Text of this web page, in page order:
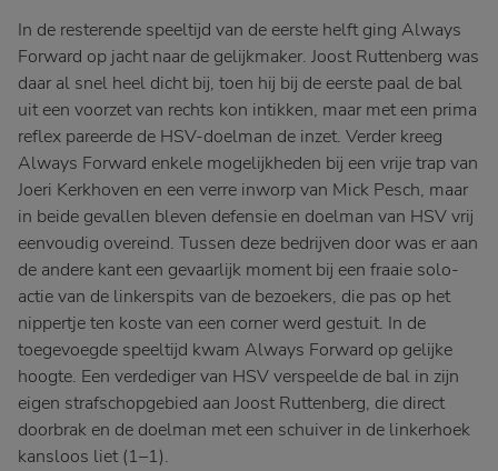
In de resterende speeltijd van de eerste helft ging Always
Forward op jacht naar de gelijkmaker. Joost Ruttenberg was
daar al snel heel dicht bij, toen hij bij de eerste paal de bal
uit een voorzet van rechts kon intikken, maar met een prima
reflex pareerde de HSV-doelman de inzet. Verder kreeg
Always Forward enkele mogelijkheden bij een vrije trap van
Joeri Kerkhoven en een verre inworp van Mick Pesch, maar
in beide gevallen bleven defensie en doelman van HSV vrij
eenvoudig overeind. Tussen deze bedrijven door was er aan
de andere kant een gevaarlijk moment bij een fraaie solo-
actie van de linkerspits van de bezoekers, die pas op het
nippertje ten koste van een corner werd gestuit. In de
toegevoegde speeltijd kwam Always Forward op gelijke
hoogte. Een verdediger van HSV verspeelde de bal in zijn
eigen strafschopgebied aan Joost Ruttenberg, die direct
doorbrak en de doelman met een schuiver in de linkerhoek
kansloos liet (1–1).